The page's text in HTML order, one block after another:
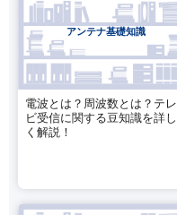
アンテナ基礎知識
電波とは？周波数とは？テレ
ビ受信に関する豆知識を詳し
く解説！